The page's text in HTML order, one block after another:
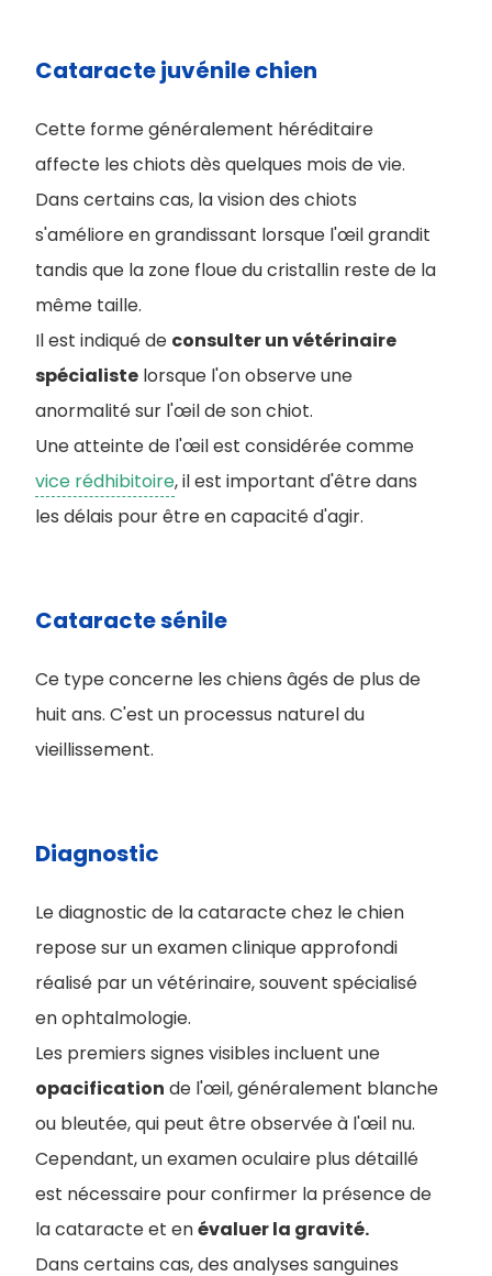
Cataracte juvénile chien
Cette forme généralement héréditaire
affecte les chiots dès quelques mois de vie.
Dans certains cas, la vision des chiots
s'améliore en grandissant lorsque l'œil grandit
tandis que la zone floue du cristallin reste de la
même taille.
Il est indiqué de consulter un vétérinaire
spécialiste lorsque l'on observe une
anormalité sur l'œil de son chiot.
Une atteinte de l'œil est considérée comme
vice rédhibitoire, il est important d'être dans
les délais pour être en capacité d'agir.
Cataracte sénile
Ce type concerne les chiens âgés de plus de
huit ans. C'est un processus naturel du
vieillissement.
Diagnostic
Le diagnostic de la cataracte chez le chien
repose sur un examen clinique approfondi
réalisé par un vétérinaire, souvent spécialisé
en ophtalmologie.
Les premiers signes visibles incluent une
opacification de l'œil, généralement blanche
ou bleutée, qui peut être observée à l'œil nu.
Cependant, un examen oculaire plus détaillé
est nécessaire pour confirmer la présence de
la cataracte et enévaluer la gravité.
Dans certains cas, des analyses sanguines